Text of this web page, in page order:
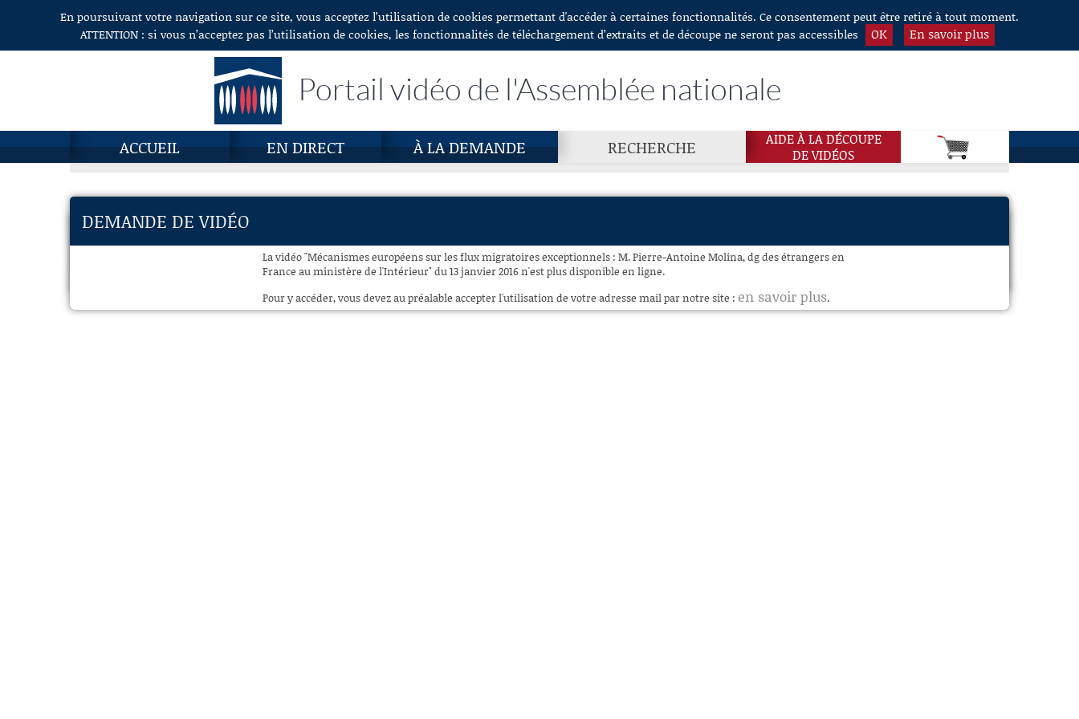
Aller au contenuEn poursuivant votre navigation sur ce site, vous acceptez l’utilisation de cookies permettant d'accéder à certaines fonctionnalités. Ce consentement peut être retiré à tout moment.
ATTENTION : si vous n’acceptez pas l’utilisation de cookies, les fonctionnalités de téléchargement d’extraits et de découpe ne seront pas accessibles
OK En savoir plus
Portail vidéo de l'Assemblée nationale
ACCUEIL EN DIRECT À LA DEMANDE RECHERCHE
AIDE À LA DÉCOUPE
DE VIDÉOS
DEMANDE DE VIDÉO
La vidéo "Mécanismes européens sur les flux migratoires exceptionnels : M. Pierre-Antoine Molina, dg des étrangers en
France au ministère de l'Intérieur" du 13 janvier 2016 n'est plus disponible en ligne.
Pour y accéder, vous devez au préalable accepter l'utilisation de votre adresse mail par notre site : en savoir plus.